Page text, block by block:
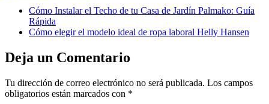
Cómo Instalar el Techo de tu Casa de Jardín Palmako: Guía
Rápida
Cómo elegir el modelo ideal de ropa laboral Helly Hansen
Deja un Comentario
Tu dirección de correo electrónico no será publicada. Los campos
obligatorios están marcados con *